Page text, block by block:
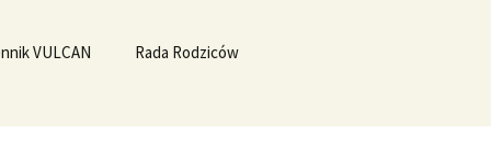
LinuxWF z Klasą
VULCAN Rada Rodziców